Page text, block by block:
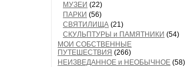
МУЗЕИ (22)
ПАРКИ (56)
СВЯТИЛИЩА (21)
СКУЛЬПТУРЫ и ПАМЯТНИКИ (54)
МОИ СОБСТВЕННЫЕ
ПУТЕШЕСТВИЯ (266)
НЕИЗВЕДАННОЕ и НЕОБЫЧНОЕ (58)